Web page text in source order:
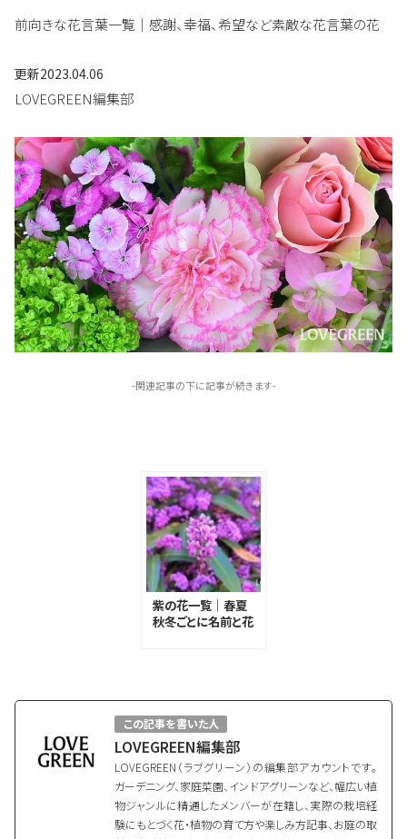
前向きな花言葉一覧｜感謝、幸福、希望など素敵な花言葉の花
更新2023.04.06
LOVEGREEN編集部
-関連記事の下に記事が続きます-
紫の花一覧｜春夏
秋冬ごとに名前と花
この記事を書いた人
LOVEGREEN編集部
LOVEGREEN（ラブグリーン）の編集部アカウントです。
ガーデニング、家庭菜園、インドアグリーンなど、幅広い植
物ジャンルに精通したメンバーが在籍し、実際の栽培経
験にもとづく花・植物の育て方や楽しみ方記事、お庭の取